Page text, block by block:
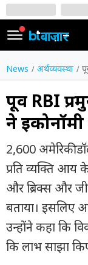
SIGN
IN
Dark
Mode
होम
शेयर
बाज़ार
वीडियो
ट्रेंडिंग
बिजनेस
न्यूज
News अर्थव्यवस्था
पूर्व RBI
ने
2,600 अमेरिकी
प्रति व्यक्ति आय
और ब्रिक्स और
बताया। इसलिए
उन्होंने कहा कि
कि लाभ साझा